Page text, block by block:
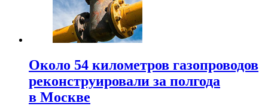
Около 54 километров газопроводов
реконструировали за полгода
в Москве